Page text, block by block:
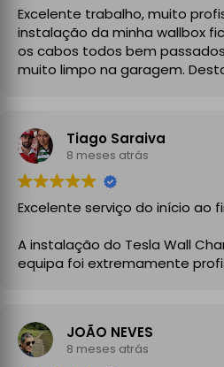
Excelente trabalho, muito
instalação da minha wallbox
os cabos todos bem
muito limpo na garagem.
garantindo toda a segurança
Recomendo vivamente!
Tiago Saraiva
8 meses atrás
Excelente serviço do início ao
A instalação do Tesla Wall
equipa foi extremamente
clareza, aconselharam a
instalação elétrica e
enorme cuidado.
JOÃO NEVES
8 meses atrás